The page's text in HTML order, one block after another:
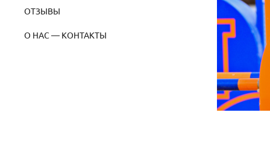
ОТЗЫВЫ
О НАС — КОНТАКТЫ